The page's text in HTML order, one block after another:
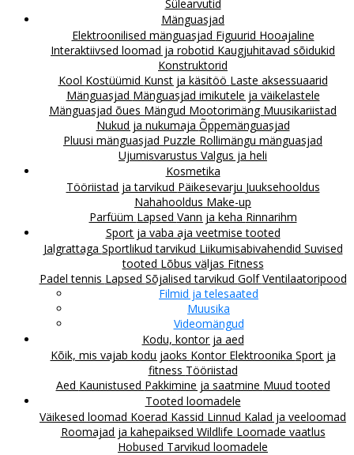
Sülearvutid
Mänguasjad
Elektroonilised mänguasjad Figuurid Hooajaline
Interaktiivsed loomad ja robotid Kaugjuhitavad sõidukid
Konstruktorid
Kool Kostüümid Kunst ja käsitöö Laste aksessuaarid
Mänguasjad Mänguasjad imikutele ja väikelastele
Mänguasjad õues Mängud Mootorimäng Muusikariistad
Nukud ja nukumaja Õppemänguasjad
Pluusi mänguasjad Puzzle Rollimängu mänguasjad
Ujumisvarustus Valgus ja heli
Kosmetika
Tööriistad ja tarvikud Päikesevarju Juuksehooldus
Nahahooldus Make-up
Parfüüm Lapsed Vann ja keha Rinnarihm
Sport ja vaba aja veetmise tooted
Jalgrattaga Sportlikud tarvikud Liikumisabivahendid Suvised
tooted Lõbus väljas Fitness
Padel tennis Lapsed Sõjalised tarvikud GolfVentilaatoripood
Filmid ja telesaated
Muusika
Videomängud
Kodu, kontor ja aed
Kõik, mis vajab kodu jaoks Kontor Elektroonika Sport ja
fitness Tööriistad
Aed Kaunistused Pakkimine ja saatmine Muud tooted
Tooted loomadele
Väikesed loomad Koerad Kassid Linnud Kalad ja veeloomad
Roomajad ja kahepaiksed Wildlife Loomade vaatlus
Hobused Tarvikud loomadele